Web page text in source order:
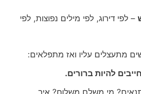
– לפי דירוג, לפי מילים נפוצות, לפי
מתעצלים עליו ואז מתפלאים:
להיות ברורים.
מי משלם משלוח? איך